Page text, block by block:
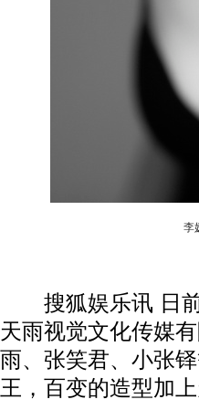
李
搜狐娱乐讯 日前
天雨视觉文化传媒
雨、张笑君、小张
王，百变的造型加